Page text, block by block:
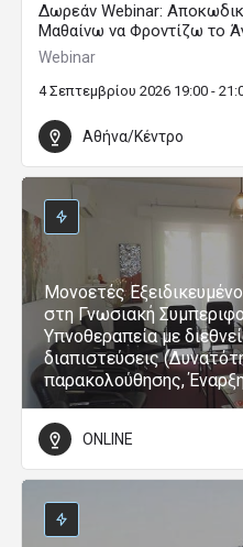
Δωρεάν Webinar:
Μαθαίνω να Φροντίζω το
Webinar
4 Σεπτεμβρίου 2026 19:00 -
Αθήνα/Κέντρο
Μονοετές
στη Γνωσιακή
Υπνοθεραπεία με
διαπιστεύσεις
παρακολούθησης,
ONLINE